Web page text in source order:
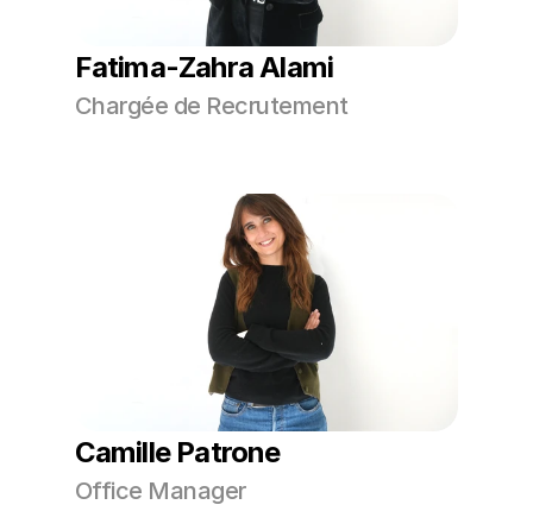
Fatima-Zahra Alami
Chargée de Recrutement
Camille Patrone
Office Manager